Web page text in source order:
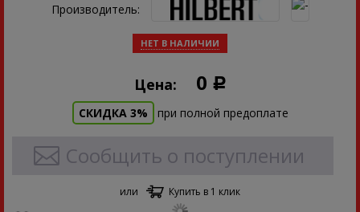
Производитель:
НЕТ В НАЛИЧИИ
Цена: 0 Р
СКИДКА 3% при полной предоплате
Сообщить о поступлении
или Купить в 1 клик